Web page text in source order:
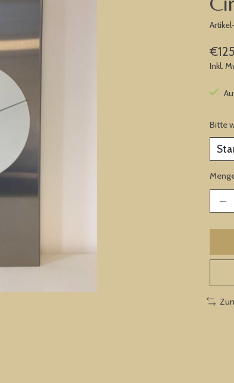
Inkl.
Bitte